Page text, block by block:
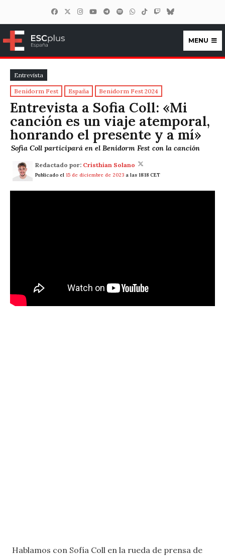
ESCplus España
MENU
Entrevista
Benidorm Fest España Benidorm Fest 2024
Entrevista a Sofia Coll: «Mi
canción es un viaje atemporal,
honrando el presente y a mí»
Sofia Coll participará en el Benidorm Fest con la canción
Redactado por: Cristhian Solano
Publicado el 15 de diciembre de 2023 a las 18:18 CET
Hablamos con Sofía Coll en la rueda de prensa de